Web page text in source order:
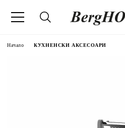
Начало КУХНЕНСКИ АКСЕСОАРИ